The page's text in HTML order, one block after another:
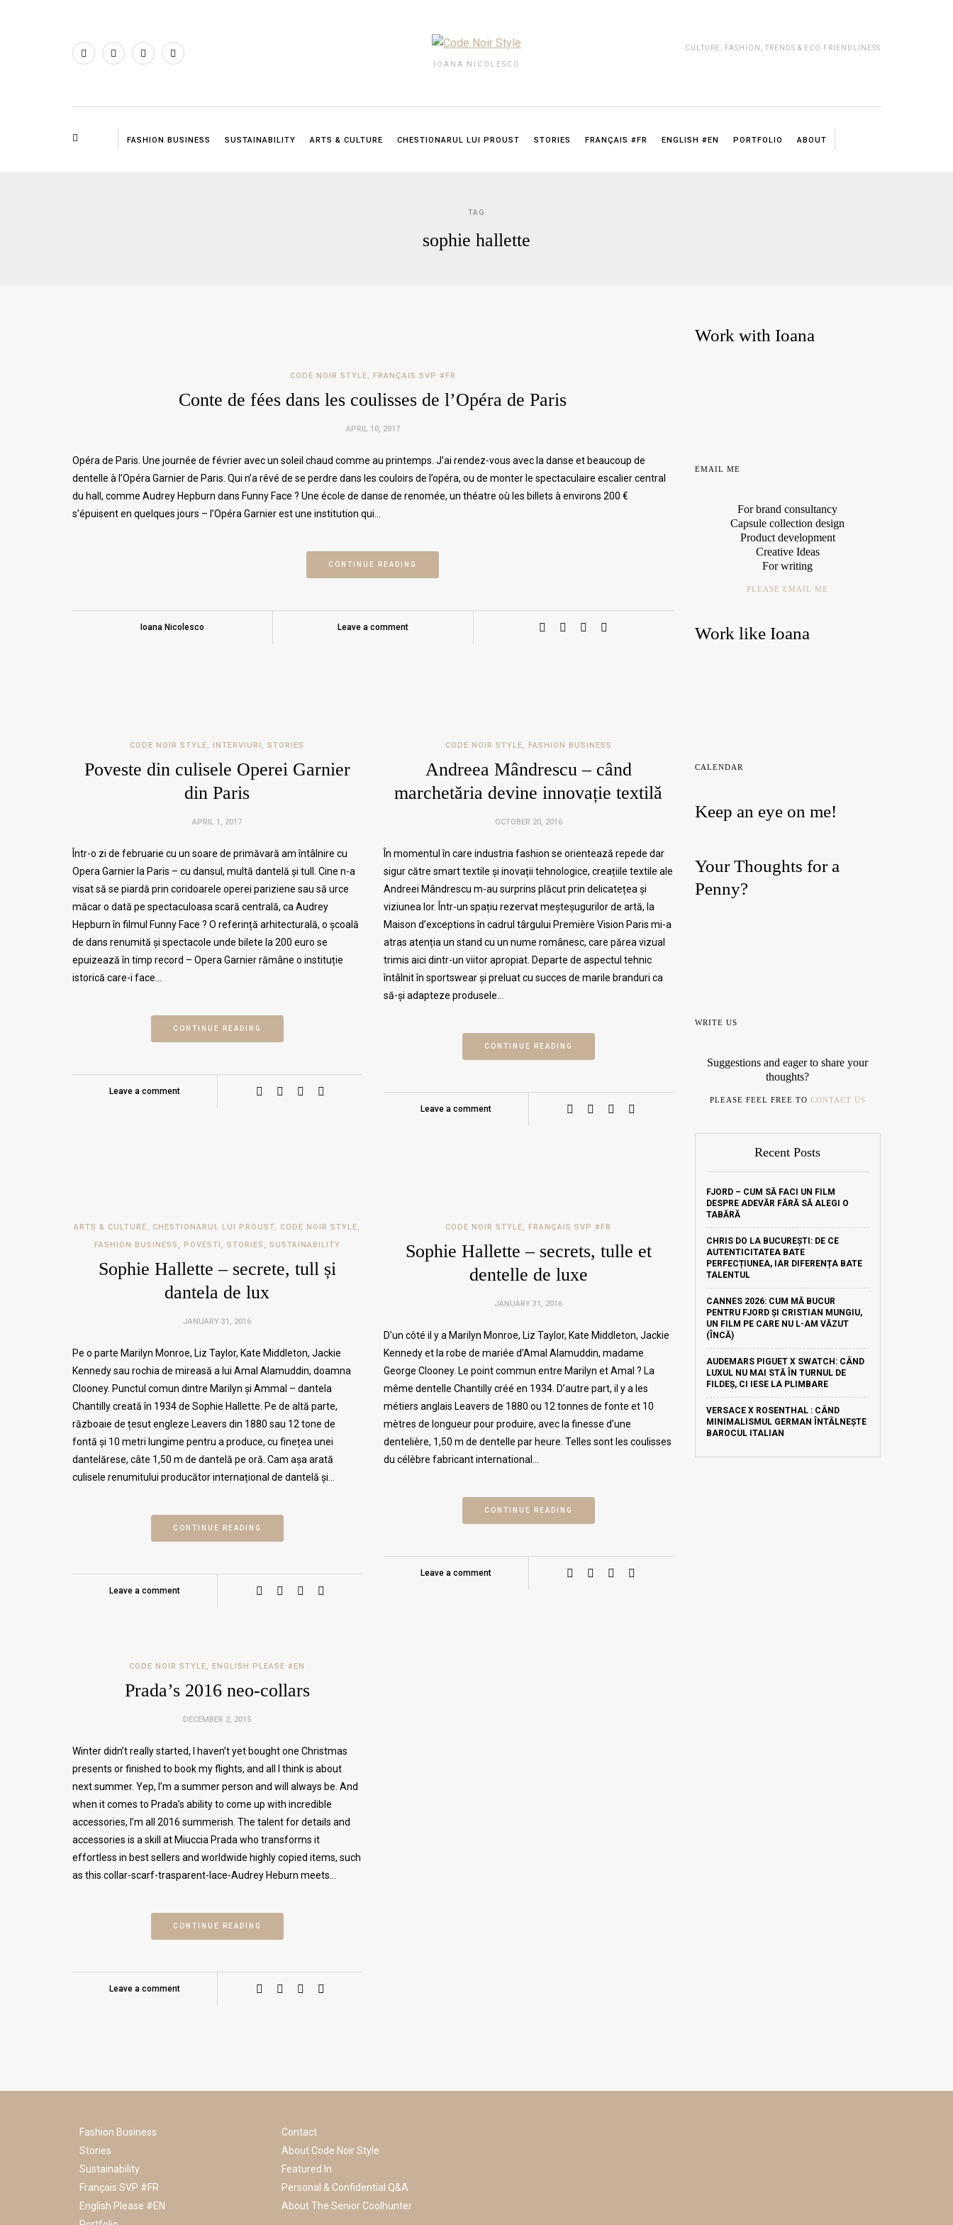
IOANA NICOLESCO
CULTURE, FASHION, TRENDS & ECO FRIENDLINESS
FASHION BUSINESS SUSTAINABILITY ARTS & CULTURE CHESTIONARUL LUI PROUST STORIES FRANÇAIS #FR ENGLISH #EN PORTFOLIO ABOUT
TAG
sophie hallette
CODE NOIR STYLE, FRANÇAIS SVP #FR
Conte de fées dans les coulisses de l’Opéra de Paris
APRIL 10, 2017
Opéra de Paris. Une journée de février avec un soleil chaud comme au printemps. J’ai rendez-vous avec la danse et beaucoup de
dentelle à l’Opéra Garnier de Paris. Qui n’a rêvé de se perdre dans les couloirs de l’opéra, ou de monter le spectaculaire escalier central
du hall, comme Audrey Hepburn dans Funny Face ? Une école de danse de renomée, un théatre où les billets à environs 200 €
s’épuisent en quelques jours – l’Opéra Garnier est une institution qui…
CONTINUE READING
Ioana Nicolesco Leave a comment
CODE NOIR STYLE, INTERVIURI ,STORIES
Poveste din culisele Operei Garnier
din Paris
APRIL 1, 2017
Într-o zi de februarie cu un soare de primăvară am întâlnire cu
Opera Garnier la Paris – cu dansul, multă dantelă și tull. Cine n-a
visat să se piardă prin coridoarele operei pariziene sau să urce
măcar o dată pe spectaculoasa scară centrală, ca Audrey
Hepburn în filmul Funny Face ? O referință arhitecturală, o școală
de dans renumită și spectacole unde bilete la 200 euro se
epuizează în timp record – Opera Garnier rămâne o instituție
istorică care-i face…
CONTINUE READING
Leave a comment
CODE NOIR STYLE, FASHION BUSINESS
Andreea Mândrescu – când
marchetăria devine innovație textilă
OCTOBER 20, 2016
În momentul în care industria fashion se orientează repede dar
sigur către smart textile și inovații tehnologice, creațiile textile ale
Andreei Mândrescu m-au surprins plăcut prin delicatețea și
viziunea lor. Într-un spațiu rezervat meșteșugurilor de artă, la
Maison d’exceptions în cadrul târgului Première Vision Paris mi-a
atras atenția un stand cu un nume românesc, care părea vizual
trimis aici dintr-un viitor apropiat. Departe de aspectul tehnic
întâlnit în sportswear și preluat cu succes de marile branduri ca
să-și adapteze produsele…
CONTINUE READING
Leave a comment
ARTS & CULTURE, CHESTIONARUL LUI PROUST, CODE NOIR STYLE,
FASHION BUSINESS , POVESTI , STORIES , SUSTAINABILITY
Sophie Hallette – secrete, tull și
dantela de lux
JANUARY 31, 2016
Pe o parte Marilyn Monroe, Liz Taylor, Kate Middleton, Jackie
Kennedy sau rochia de mireasă a lui Amal Alamuddin, doamna
Clooney. Punctul comun dintre Marilyn și Ammal – dantela
Chantilly creată în 1934 de Sophie Hallette. Pe de altă parte,
războaie de țesut engleze Leavers din 1880 sau 12 tone de
fontă și 10 metri lungime pentru a produce, cu finețea unei
dantelărese, câte 1,50 m de dantelă pe oră. Cam așa arată
culisele renumitului producător internațional de dantelă și…
CONTINUE READING
Leave a comment
CODE NOIR STYLE, FRANÇAIS SVP #FR
Sophie Hallette – secrets, tulle et
dentelle de luxe
JANUARY 31, 2016
D’un côté il y a Marilyn Monroe, Liz Taylor, Kate Middleton, Jackie
Kennedy et la robe de mariée d’Amal Alamuddin, madame
George Clooney. Le point commun entre Marilyn et Amal ? La
même dentelle Chantilly créé en 1934. D’autre part, il y a les
métiers anglais Leavers de 1880 ou 12 tonnes de fonte et 10
mètres de longueur pour produire, avec la finesse d’une
dentelière, 1,50 m de dentelle par heure. Telles sont les coulisses
du célèbre fabricant international…
CONTINUE READING
Leave a comment
CODE NOIR STYLE, ENGLISH PLEASE #EN
Prada’s 2016 neo-collars
DECEMBER 2, 2015
Winter didn’t really started, I haven’t yet bought one Christmas
presents or finished to book my flights, and all I think is about
next summer. Yep, I’m a summer person and will always be. And
when it comes to Prada’s ability to come up with incredible
accessories, I’m all 2016 summerish. The talent for details and
accessories is a skill at Miuccia Prada who transforms it
effortless in best sellers and worldwide highly copied items, such
as this collar-scarf-trasparent-lace-Audrey Heburn meets…
CONTINUE READING
Leave a comment
Work with Ioana
EMAIL ME
For brand consultancy
Capsule collection design
Product development
Creative Ideas
For writing
PLEASE EMAIL ME
Work like Ioana
CALENDAR
Keep an eye on me!
Your Thoughts for a
Penny?
WRITE US
Suggestions and eager to share your
thoughts?
PLEASE FEEL FREE TO CONTACT US
Recent Posts
FJORD – CUM SĂ FACI UN FILM
DESPRE ADEVĂR FĂRĂ SĂ ALEGI O
TABĂRĂ
CHRIS DO LA BUCUREȘTI: DE CE
AUTENTICITATEA BATE
PERFECȚIUNEA, IAR DIFERENȚA BATE
TALENTUL
CANNES 2026: CUM MĂ BUCUR
PENTRU FJORD ȘI CRISTIAN MUNGIU,
UN FILM PE CARE NU L-AM VĂZUT
(ÎNCĂ)
AUDEMARS PIGUET X SWATCH: CÂND
LUXUL NU MAI STĂ ÎN TURNUL DE
FILDEȘ, CI IESE LA PLIMBARE
VERSACE X ROSENTHAL : CÂND
MINIMALISMUL GERMAN ÎNTÂLNEȘTE
BAROCUL ITALIAN
Fashion Business
Stories
Sustainability
Français SVP #FR
English Please #EN
Contact
About Code Noir Style
Featured In
Personal & Confidential Q&A
About The Senior Coolhunter